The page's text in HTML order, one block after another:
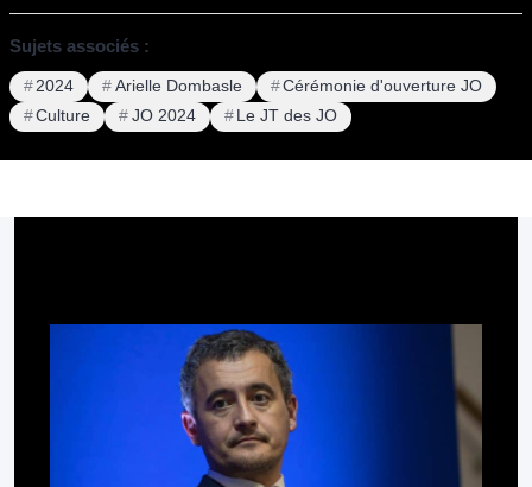
Sujets associés :
2024 Arielle Dombasle
Cérémonie d'ouverture JO
Culture
JO 2024 Le JT des JO